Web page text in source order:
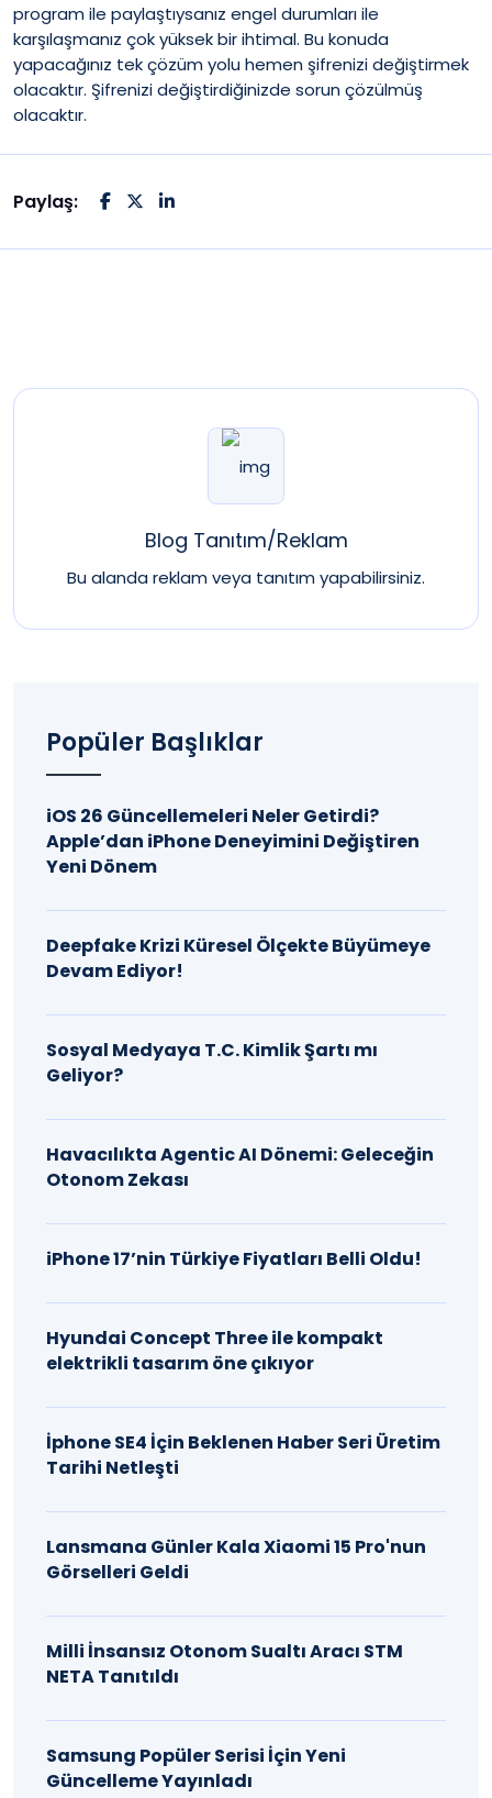
program ile paylaştıysanız engel durumları ile
karşılaşmanız çok yüksek bir ihtimal. Bu konuda
yapacağınız tek çözüm yolu hemen şifrenizi değiştirmek
olacaktır. Şifrenizi değiştirdiğinizde sorun çözülmüş
olacaktır.
Paylaş:
Blog Tanıtım/Reklam
Bu alanda reklam veya tanıtım yapabilirsiniz.
Popüler Başlıklar
iOS 26 Güncellemeleri Neler Getirdi?
Apple’dan iPhone Deneyimini Değiştiren
Yeni Dönem
Deepfake Krizi Küresel Ölçekte Büyümeye
Devam Ediyor!
Sosyal Medyaya T.C. Kimlik Şartı mı
Geliyor?
Havacılıkta Agentic AI Dönemi: Geleceğin
Otonom Zekası
iPhone 17’nin Türkiye Fiyatları Belli Oldu!
Hyundai Concept Three ile kompakt
elektrikli tasarım öne çıkıyor
İphone SE4 İçin Beklenen Haber Seri Üretim
Tarihi Netleşti
Lansmana Günler Kala Xiaomi 15 Pro'nun
Görselleri Geldi
Milli İnsansız Otonom Sualtı Aracı STM
NETA Tanıtıldı
Samsung Popüler Serisi İçin Yeni
Güncelleme Yayınladı